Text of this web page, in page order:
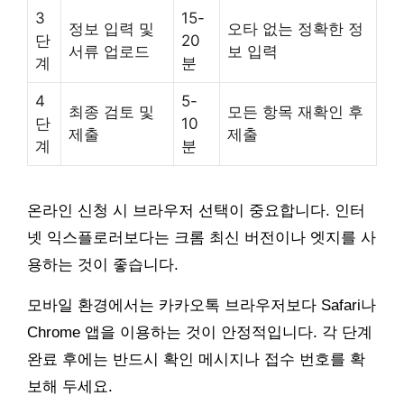
3
단
계
정보 입력 및
서류 업로드
15-
20
분
오타 없는 정확한 정
보 입력
4
단
계
최종 검토 및
제출
5-
10
분
모든 항목 재확인 후
제출
온라인 신청 시 브라우저 선택이 중요합니다. 인터
넷 익스플로러보다는 크롬 최신 버전이나 엣지를 사
용하는 것이 좋습니다.
모바일 환경에서는 카카오톡 브라우저보다 Safari나
Chrome 앱을 이용하는 것이 안정적입니다. 각 단계
완료 후에는 반드시 확인 메시지나 접수 번호를 확
보해 두세요.